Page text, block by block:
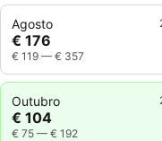
Agosto
€ 176
€ 119 — € 357
Outubro
€ 104
€ 75 — € 192